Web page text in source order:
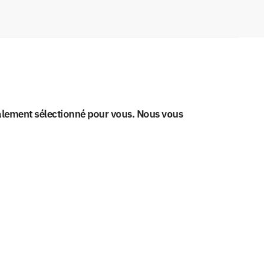
sélectionné pour vous. Nous vous